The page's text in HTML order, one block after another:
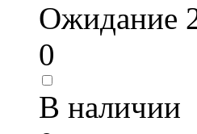
Ожидание
0
В наличии